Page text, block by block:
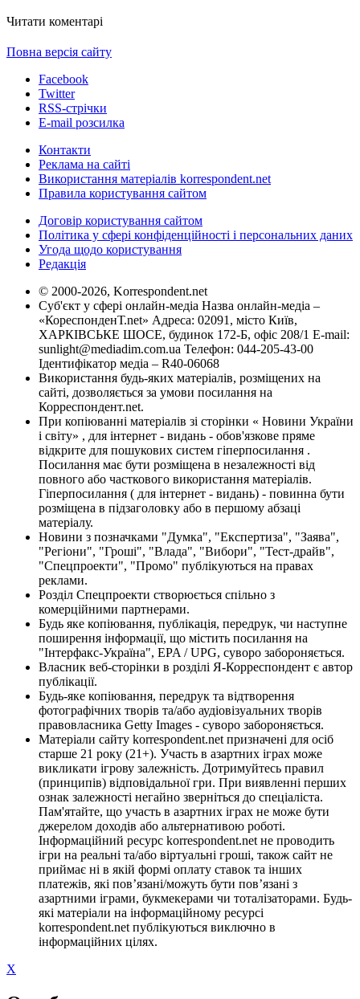
Читати коментарі
Повна версія сайту
Facebook
Twitter
RSS-стрічки
E-mail розсилка
Контакти
Реклама на сайті
Використання матеріалів korrespondent.net
Правила користування сайтом
Договір користування сайтом
Політика у сфері конфіденційності і персональних даних
Угода щодо користування
Редакція
© 2000-2026, Korrespondent.net
Суб'єкт у сфері онлайн-медіа Назва онлайн-медіа –
«КореспонденТ.net» Адреса: 02091, місто Київ,
ХАРКІВСЬКЕ ШОСЕ, будинок 172-Б, офіс 208/1 E-mail:
sunlight@mediadim.com.ua Телефон: 044-205-43-00
Ідентифікатор медіа – R40-06068
Використання будь-яких матеріалів, розміщених на
сайті, дозволяється за умови посилання на
Корреспондент.net.
При копіюванні матеріалів зі сторінки « Новини України
і світу» , для інтернет - видань - обов'язкове пряме
відкрите для пошукових систем гіперпосилання .
Посилання має бути розміщена в незалежності від
повного або часткового використання матеріалів.
Гіперпосилання ( для інтернет - видань) - повинна бути
розміщена в підзаголовку або в першому абзаці
матеріалу.
Новини з позначками "Думка", "Експертиза", "Заява",
"Регіони", "Гроші", "Влада", "Вибори", "Тест-драйв",
"Спецпроекти", "Промо" публікуються на правах
реклами.
Розділ Спецпроекти створюється спільно з
комерційними партнерами.
Будь яке копіювання, публікація, передрук, чи наступне
поширення інформації, що містить посилання на
"Інтерфакс-Україна", EPA / UPG, суворо забороняється.
Власник веб-сторінки в розділі Я-Корреспондент є автор
публікації.
Будь-яке копіювання, передрук та відтворення
фотографічних творів та/або аудіовізуальних творів
правовласника Getty Images - суворо забороняється.
Матеріали сайту korrespondent.net призначені для осіб
старше 21 року (21+). Участь в азартних іграх може
викликати ігрову залежність. Дотримуйтесь правил
(принципів) відповідальної гри. При виявленні перших
ознак залежності негайно зверніться до спеціаліста.
Пам'ятайте, що участь в азартних іграх не може бути
джерелом доходів або альтернативою роботі.
Інформаційний ресурс korrespondent.net не проводить
ігри на реальні та/або віртуальні гроші, також сайт не
приймає ні в якій формі оплату ставок та інших
платежів, які пов’язані/можуть бути пов’язані з
азартними іграми, букмекерами чи тоталізаторами. Будь-
які матеріали на інформаційному ресурсі
korrespondent.net публікуються виключно в
інформаційних цілях.
X